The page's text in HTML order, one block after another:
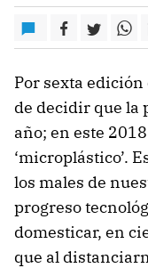
Por sexta
de decidir que la
año; en este
‘microplástico’.
los males de
progreso
domesticar, en
que al